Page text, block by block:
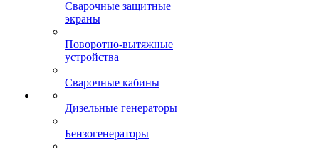
Сварочные защитные
экраны
Поворотно-вытяжные
устройства
Сварочные кабины
Дизельные генераторы
Бензогенераторы